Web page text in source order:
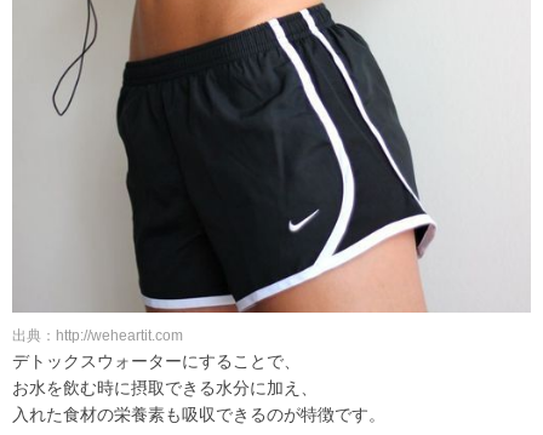
出典：http://weheartit.com
デトックスウォーターにすることで、
お水を飲む時に摂取できる水分に加え、
入れた食材の栄養素も吸収できるのが特徴です。